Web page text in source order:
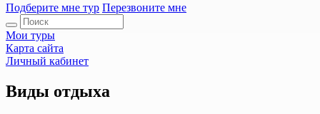
Подберите мне тур Перезвоните мне
Мои туры
Карта сайта
Личный кабинет
Виды отдыха